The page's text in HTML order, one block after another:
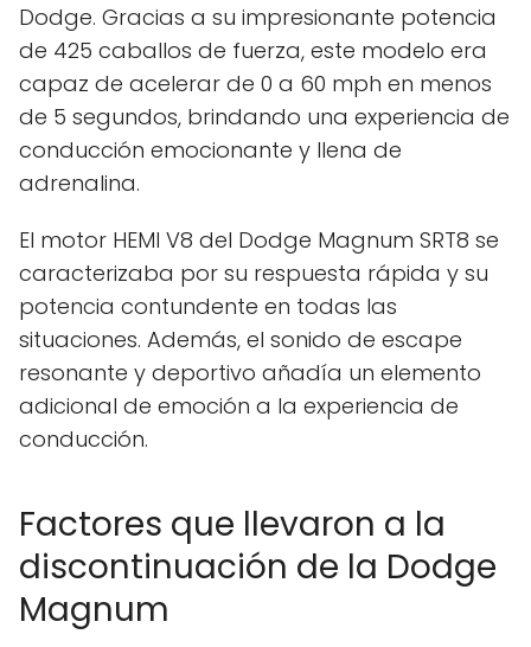
Dodge. Gracias a su impresionante potencia
de 425 caballos de fuerza, este modelo era
capaz de acelerar de 0 a 60 mph en menos
de 5 segundos, brindando una experiencia de
conducción emocionante y llena de
adrenalina.
El motor HEMI V8 del Dodge Magnum SRT8 se
caracterizaba por su respuesta rápida y su
potencia contundente en todas las
situaciones. Además, el sonido de escape
resonante y deportivo añadía un elemento
adicional de emoción a la experiencia de
conducción.
Factores que llevaron a la
discontinuación de la Dodge
Magnum